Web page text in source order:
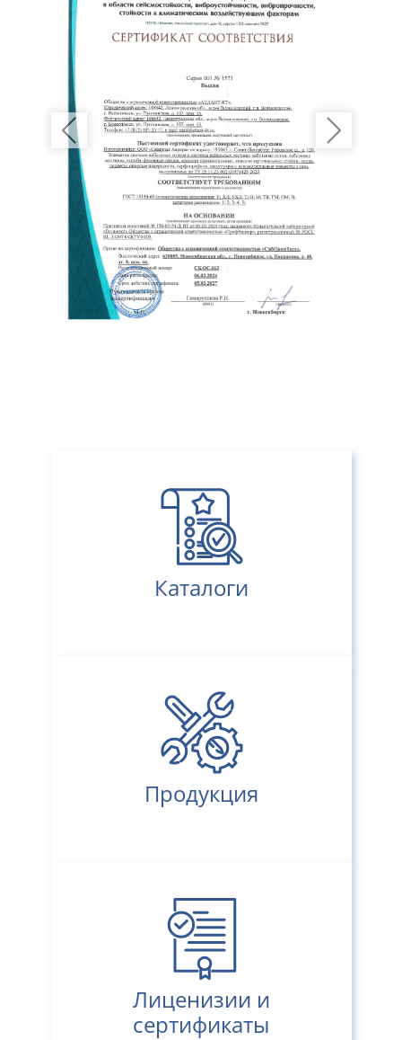
Нажимая кнопку «Отправить» вы даете своё согласие на
обработку персональных данных
Previous Next
Каталоги
Продукция
Лиценизии и
сертификаты